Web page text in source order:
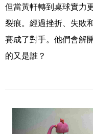
但當黃軒轉到桌球實力
裂痕。經過挫折、失敗
賽成了對手。他們會解
的又是誰？